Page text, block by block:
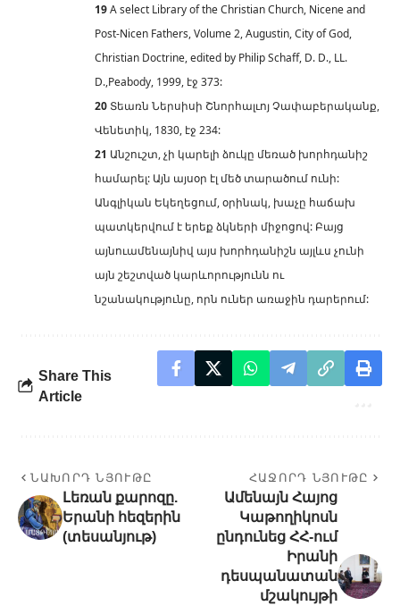
19A select Library of the Christian Church, Nicene and
Post-Nicen Fathers, Volume 2, Augustin, City of God,
Christian Doctrine, edited by Philip Schaff, D. D., LL.
D.,Peabody, 1999, էջ 373:
20 Տեառն Ներսիսի Շնորհալւոյ Չափաբերականք,
Վենետիկ, 1830, էջ 234:
21 Անշուշտ, չի կարելի ձուկը մեռած խորհդանիշ
համարել: Այն այսօր էլ մեծ տարածում ունի:
Անգլիկան Եկեղեցում, օրինակ, խաչը հաճախ
պատկերվում է երեք ձկների միջոցով: Բայց
այնուամենայնիվ այս խորհդանիշն այլևս չունի
այն շեշտված կարևորությունն ու
նշանակությունը, որն ուներ առաջին դարերում:
Share This
Article
ՆԱԽՈՐԴ ՆՅՈՒԹԸ
Լեռան քարոզը.
Երանի հեզերին
(տեսանյութ)
ՀԱՋՈՐԴ ՆՅՈՒԹԸ
Ամենայն Հայոց
Կաթողիկոսն
ընդունեց ՀՀ-ում
Իրանի
դեսպանատան
մշակույթի